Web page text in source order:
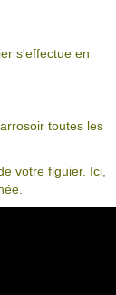
s'effectue en
toutes les
votre figuier. Ici,